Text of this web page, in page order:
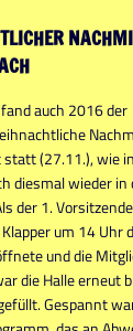
auch 2016 der
statt (27.11.), wie
diesmal wieder in
der 1.
um 14 Uhr
und die
die Halle erneut
Gespannt